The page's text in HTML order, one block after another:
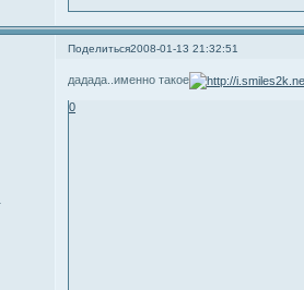
Поделиться2008-01-13 21:32:51
дадада..именно такое
0